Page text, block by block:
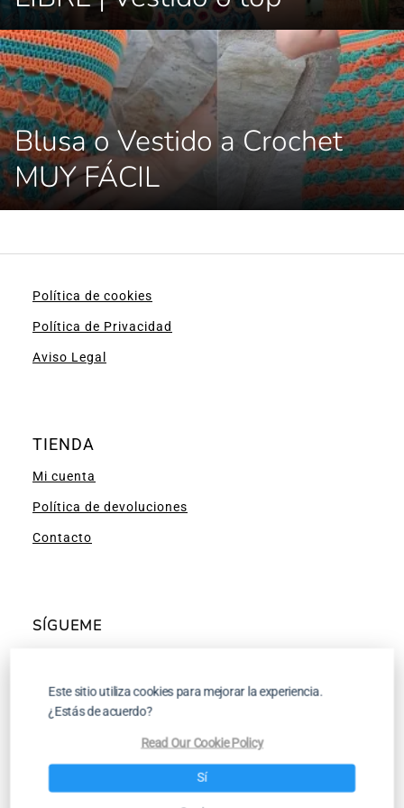
Blusa o Vestido a Crochet
MUY FÁCIL
Política de cookies
Política de Privacidad
Aviso Legal
TIENDA
Mi cuenta
Política de devoluciones
Contacto
SÍGUEME
Tutoriales para Tejer a Dos Agujas y a
Ganchillo
Este sitio utiliza cookies para mejorar la experiencia.
¿Estás de acuerdo?
Read Our Cookie Policy
Sí